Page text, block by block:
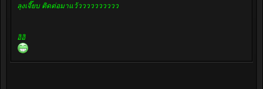
ลุงเจี๊ยบ ติดต่อมาแว้วววววววววว
อิอิ